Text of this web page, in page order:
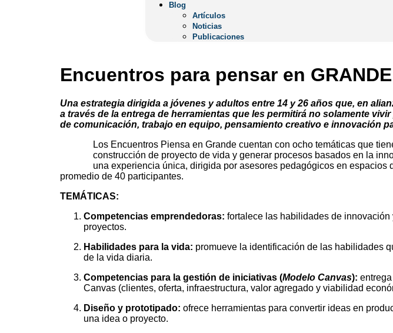
Blog
Artículos
Noticias
Publicaciones
Encuentros para pensar en GRANDE
Una estrategia dirigida a jóvenes y adultos entre 14 y 26 años que, en
a través de la entrega de herramientas que les permitirá no solamente
de comunicación, trabajo en equipo, pensamiento creativo e innovación
Los Encuentros Piensa en Grande cuentan con ocho temáticas que
construcción de proyecto de vida y generar procesos basados en la
una experiencia única, dirigida por asesores pedagógicos en
promedio de 40 participantes.
TEMÁTICAS:
Competencias emprendedoras: fortalece las habilidades de
proyectos.
Habilidades para la vida: promueve la identificación de las habilidades
de la vida diaria.
Competencias para la gestión de iniciativas (Modelo Canvas):
Canvas (clientes, oferta, infraestructura, valor agregado y viabilidad
Diseño y prototipado: ofrece herramientas para convertir ideas en
una idea o proyecto.